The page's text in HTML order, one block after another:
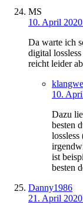
MS
10. April
Da warte ich
digital
reicht leider
10.
Dazu
besten
ist
besten
Danny1986
21. April